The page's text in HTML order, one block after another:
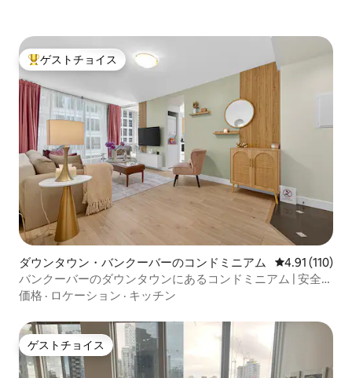
大好評のゲストチョイスです。
ゲストチョイス
ダウンタウン・バンクーバーのコンドミニアム レビュー110
4.91 (110)
バンクーバーのダウンタウンにあるコンドミニアム | 安全な
駐車場＋エアコン
価格 · ロケーション · キッチン
ゲストチョイス
ゲストチョイス